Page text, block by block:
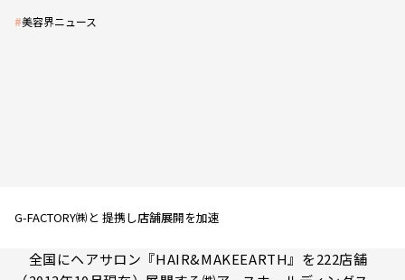
#美容界ニュース
G-FACTORY㈱と 提携し店舗展開を加速
全国にヘアサロン『HAIR&MAKEEARTH』を222店舗